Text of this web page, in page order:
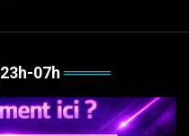
23h-07h ════